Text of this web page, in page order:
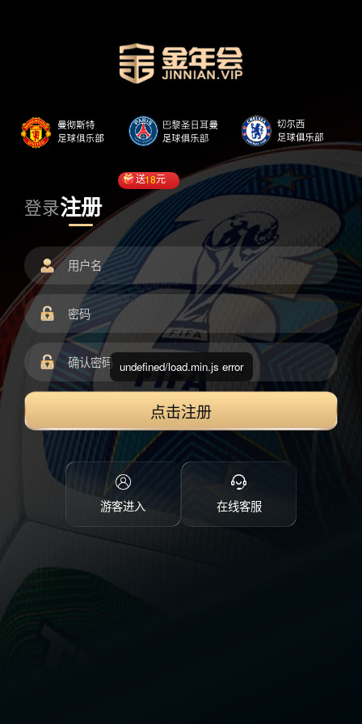
登录注册
送18元
点击注册
游客进入 在线客服
undefined/load.min.js error